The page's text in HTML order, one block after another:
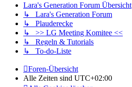
Lara's Generation Forum Übersicht
↳ Lara's Generation Forum
↳ Plauderecke
↳ >> LG Meeting Komitee <<
↳ Regeln & Tutorials
↳ To-do-Liste
Foren-Übersicht
Alle Zeiten sind UTC+02:00